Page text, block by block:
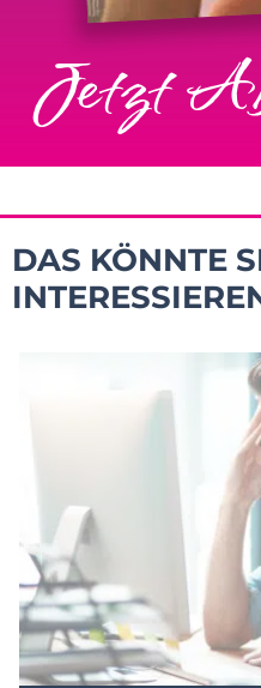
Jetzt
DAS KÖNNTE